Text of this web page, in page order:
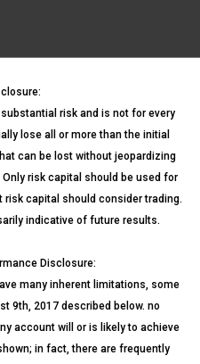
risk and is not for every
lose all or more than the initial
can be lost without jeopardizing
risk capital should be used for
capital should consider trading.
indicative of future results.
Disclosure:
many inherent limitations, some
9th, 2017 described below. no
account will or is likely to achieve
in fact, there are frequently